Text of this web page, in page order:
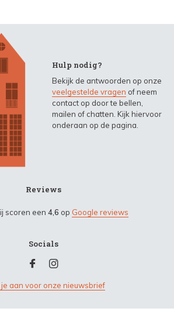
Hulp nodig?
Bekijk de antwoorden op onze
veelgestelde vragen of neem
contact op door te bellen,
mailen of chatten. Kijk hiervoor
onderaan op de pagina.
Reviews
scoren een 4,6 op Google reviews
Socials
aan voor onze nieuwsbrief